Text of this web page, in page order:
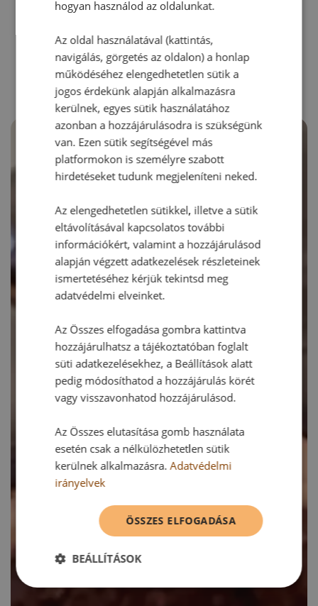
RECEPTAJÁNLÓ
hogyan használod az oldalunkat.
Az oldal használatával (kattintás,
navigálás, görgetés az oldalon) a honlap
működéséhez elengedhetetlen sütik a
jogos érdekünk alapján alkalmazásra
kerülnek, egyes sütik használatához
azonban a hozzájárulásodra is szükségünk
van. Ezen sütik segítségével más
platformokon is személyre szabott
hirdetéseket tudunk megjeleníteni neked.
Az elengedhetetlen sütikkel, illetve a sütik
eltávolításával kapcsolatos további
információkért, valamint a hozzájárulásod
alapján végzett adatkezelések részleteinek
ismertetéséhez kérjük tekintsd meg
adatvédelmi elveinket.
Az Összes elfogadása gombra kattintva
hozzájárulhatsz a tájékoztatóban foglalt
süti adatkezelésekhez, a Beállítások alatt
pedig módosíthatod a hozzájárulás körét
vagy visszavonhatod hozzájárulásod.
Az Összes elutasítása gomb használata
esetén csak a nélkülözhetetlen sütik
kerülnek alkalmazásra.Adatvédelmi
irányelvek
ÖSSZES ELFOGADÁSA
BEÁLLÍTÁSOK